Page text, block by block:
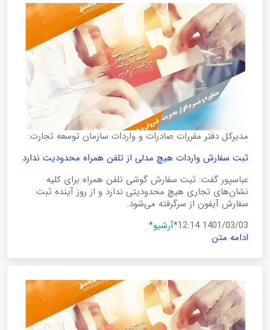
مدیرکل دفتر مقررات صادرات و واردات سازمان توسعه تجارت:
ثبت سفارش واردات هیچ مدلی از تلفن همراه محدودیت ندارد
عباسپور گفت: ثبت سفارش گوشی تلفن همراه برای کلیه
نشان‌های تجاری هیچ محدودیتی ندارد و از روز آینده ثبت
سفارش آیفون از سرگرفته می‌شود.
1401/03/03 12:14
*آرشیو*
ادامه متن